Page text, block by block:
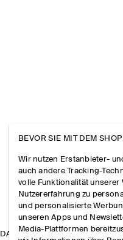
DAS UNTERNEHMEN
BEVOR SIE MIT DEM
Wir nutzen Erstanbieter-
auch andere Tracking-
volle Funktionalität unserer
Nutzererfahrung zu
und personalisierte
unseren Apps und
Media-Plattformen